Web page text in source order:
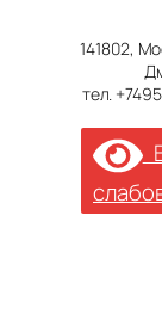
141802,
тел.